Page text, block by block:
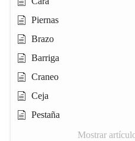
Piernas
Brazo
Barriga
Craneo
Ceja
Pestaña
Mostrar